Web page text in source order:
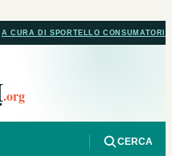
A CURA DI SPORTELLO CONSUMATORI
.org
CERCA